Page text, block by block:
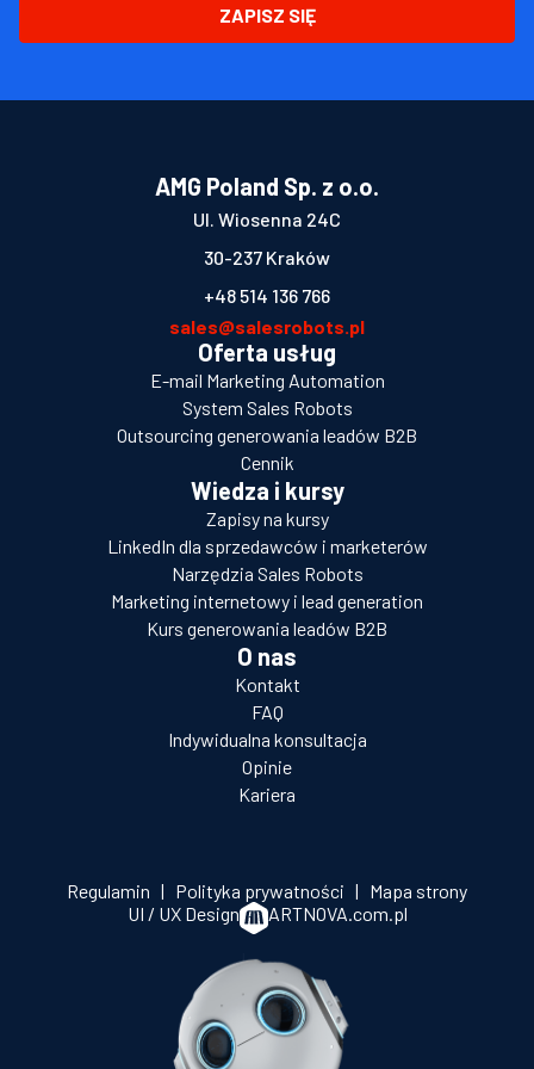
ZAPISZ SIĘ
AMG Poland Sp. z o.o.
Ul. Wiosenna 24C
30-237 Kraków
+48 514 136 766
sales@salesrobots.pl
Oferta usług
E-mail Marketing Automation
System Sales Robots
Outsourcing generowania leadów B2B
Cennik
Wiedza i kursy
Zapisy na kursy
LinkedIn dla sprzedawców i marketerów
Narzędzia Sales Robots
Marketing internetowy i lead generation
Kurs generowania leadów B2B
O nas
Kontakt
FAQ
Indywidualna konsultacja
Opinie
Kariera
Regulamin | Polityka prywatności | Mapa strony
UI / UX Design
ARTNOVA.com.pl